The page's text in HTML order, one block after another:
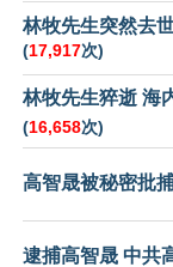
林牧先生突然去
(17,917次)
林牧先生猝逝 海
(16,658次)
高智晟被秘密批
逮捕高智晟 中共